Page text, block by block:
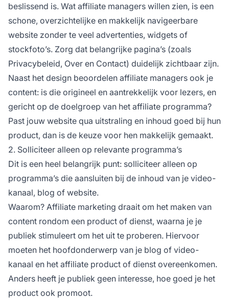
beslissend is. Wat affiliate managers willen zien, is een
schone, overzichtelijke en makkelijk navigeerbare
website zonder te veel advertenties, widgets of
stockfoto’s. Zorg dat belangrijke pagina’s (zoals
Privacybeleid, Over en Contact) duidelijk zichtbaar zijn.
Naast het design beoordelen affiliate managers ook je
content: is die origineel en aantrekkelijk voor lezers, en
gericht op de doelgroep van het affiliate programma?
Past jouw website qua uitstraling en inhoud goed bij hun
product, dan is de keuze voor hen makkelijk gemaakt.
2. Solliciteer alleen op relevante programma’s
Dit is een heel belangrijk punt: solliciteer alleen op
programma’s die aansluiten bij de inhoud van je video-
kanaal, blog of website.
Waarom? Affiliate marketing draait om het maken van
content rondom een product of dienst, waarna je je
publiek stimuleert om het uit te proberen. Hiervoor
moeten het hoofdonderwerp van je blog of video-
kanaal en het affiliate product of dienst overeenkomen.
Anders heeft je publiek geen interesse, hoe goed je het
product ook promoot.